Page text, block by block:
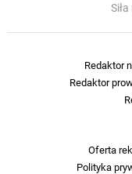
Oferta
Polityka
Redaktor
Redaktor